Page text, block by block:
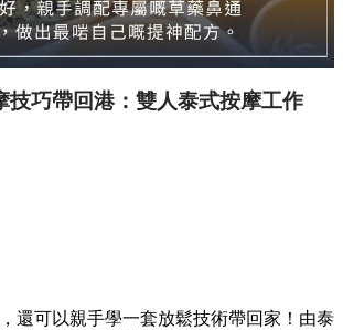
技巧帶回港：雙人泰式按摩工作
還可以親手學一套放鬆技術帶回家！由泰